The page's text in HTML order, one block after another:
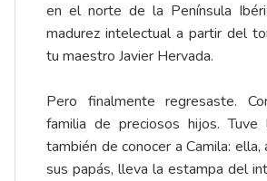
en el norte de la Península
madurez intelectual a partir del
tu maestro Javier Hervada.
Pero finalmente regresaste.
familia de preciosos hijos. Tuve
también de conocer a Camila: ella,
sus papás, lleva la estampa del